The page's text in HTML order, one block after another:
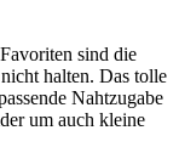
sind die
halten. Das tolle
Nahtzugabe
um auch kleine